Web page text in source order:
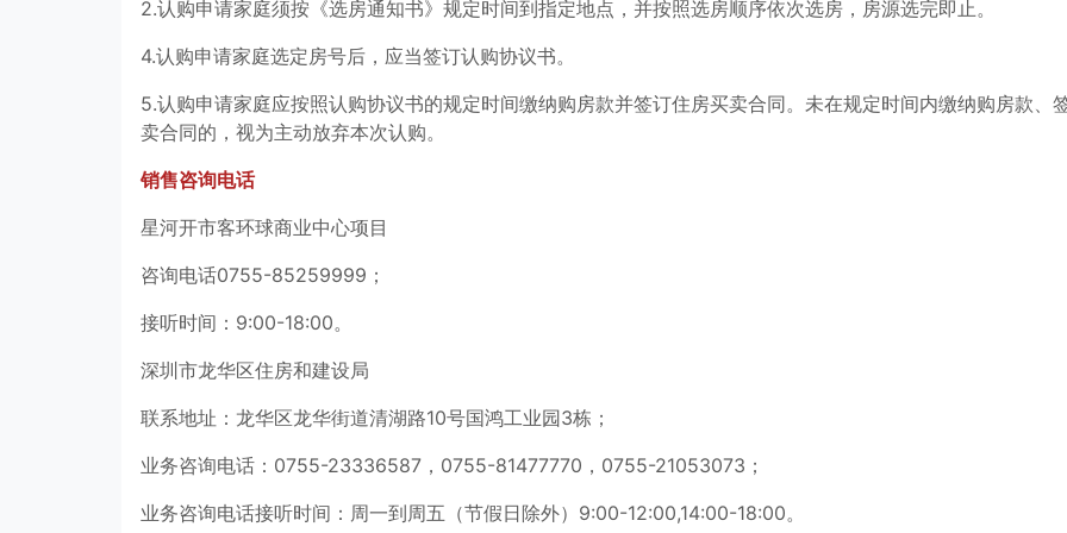
2.认购申请家庭须按《选房通知书》规定时间到指定地点，并按照选房顺序依次选房，房源选完即止。
4.认购申请家庭选定房号后，应当签订认购协议书。
5.认购申请家庭应按照认购协议书的规定时间缴纳购房款并签订住房买卖合同。未在规定时间内缴纳购房款、
卖合同的，视为主动放弃本次认购。
销售咨询电话
星河开市客环球商业中心项目
咨询电话0755-85259999；
接听时间：9:00-18:00。
深圳市龙华区住房和建设局
联系地址：龙华区龙华街道清湖路10号国鸿工业园3栋；
业务咨询电话：0755-23336587，0755-81477770，0755-21053073；
业务咨询电话接听时间：周一到周五（节假日除外）9:00-12:00,14:00-18:00。